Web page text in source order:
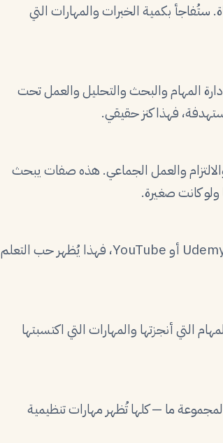
ستُفاجأ بكمية الخبرات والمهارات التي
المهام والبحث والتحليل والعمل تحت
فهذا كنز حقيقي.
والعمل الجماعي. هذه صفات يبحث
كانت صغيرة.
إذا تعلّمت برمجة أو تصميم أو تسويق رقمي عبر منصات مثل Coursera أو Udemy أو YouTube، فهذا يُظهر حب التعلم
التي أنجزتها والمهارات التي اكتسبتها
ما — كلها تُظهر مهارات تنظيمية